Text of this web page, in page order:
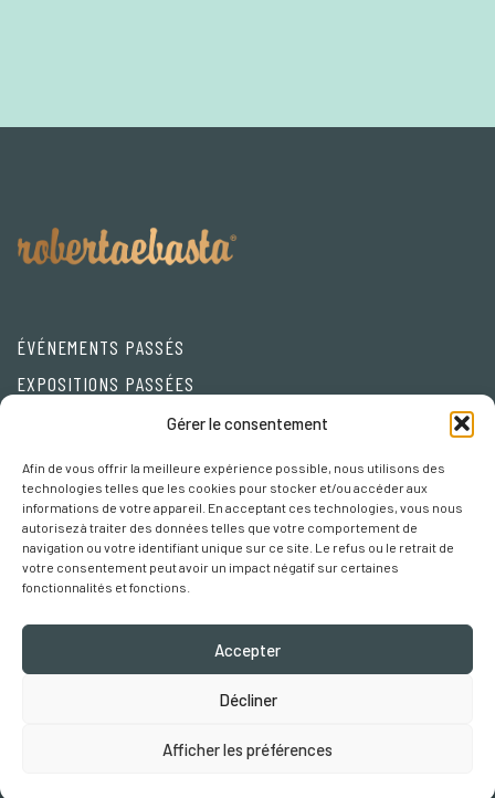
Gérer le consentement
Afin de vous offrir la meilleure expérience possible, nous utilisons des
technologies telles que les cookies pour stocker et/ou accéder aux
informations de votre appareil. En acceptant ces technologies, vous nous
autorisez à traiter des données telles que votre comportement de
navigation ou votre identifiant unique sur ce site. Le refus ou le retrait de
votre consentement peut avoir un impact négatif sur certaines
fonctionnalités et fonctions.
Accepter
Décliner
Afficher les préférences
ÉVÉNEMENTS PASSÉS
EXPOSITIONS PASSÉES
Privacy Policy
Cookie policy
Préférences Cookies